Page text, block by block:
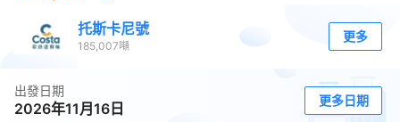
托斯卡尼號
185,007噸
更多
出發日期
2026年11月16日 更多日期